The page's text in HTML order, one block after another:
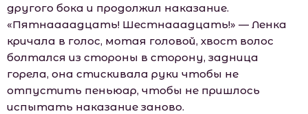
другого бока и продолжил наказание.
«Пятнаааадцать! Шестнааадцать!» — Ленка
кричала в голос, мотая головой, хвост волос
болтался из стороны в сторону, задница
горела, она стискивала руки чтобы не
отпустить пеньюар, чтобы не пришлось
испытать наказание заново.